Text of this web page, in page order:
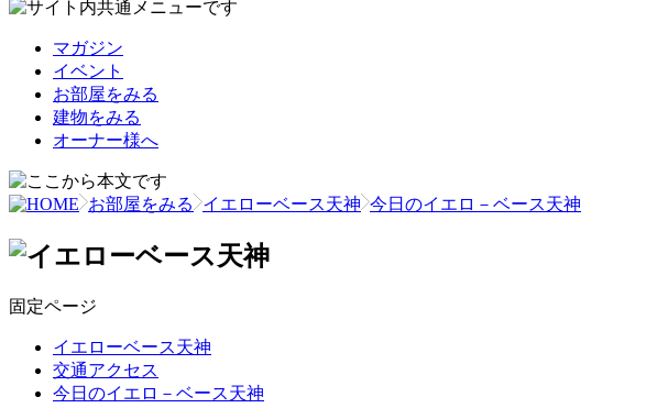
マガジン
イベント
お部屋をみる
建物をみる
オーナー様へ
お部屋をみる イエローベース天神 今日のイエロ－ベース天神
固定ページ
イエローベース天神
交通アクセス
今日のイエロ－ベース天神